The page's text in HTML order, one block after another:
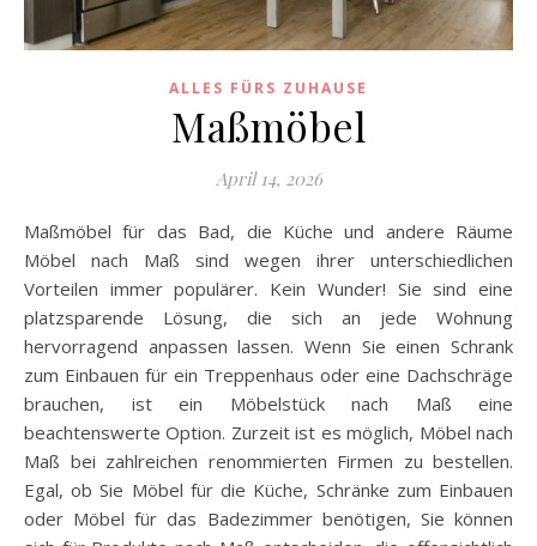
ALLES FÜRS ZUHAUSE
Maßmöbel
April 14, 2026
Maßmöbel für das Bad, die Küche und andere Räume
Möbel nach Maß sind wegen ihrer unterschiedlichen
Vorteilen immer populärer. Kein Wunder! Sie sind eine
platzsparende Lösung, die sich an jede Wohnung
hervorragend anpassen lassen. Wenn Sie einen Schrank
zum Einbauen für ein Treppenhaus oder eine Dachschräge
brauchen, ist ein Möbelstück nach Maß eine
beachtenswerte Option. Zurzeit ist es möglich, Möbel nach
Maß bei zahlreichen renommierten Firmen zu bestellen.
Egal, ob Sie Möbel für die Küche, Schränke zum Einbauen
oder Möbel für das Badezimmer benötigen, Sie können